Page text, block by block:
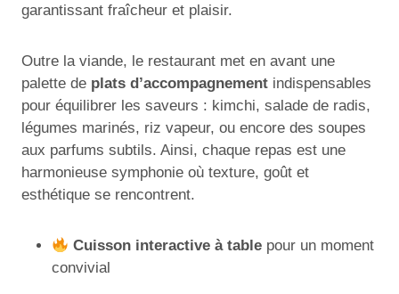
garantissant fraîcheur et plaisir.
Outre la viande, le restaurant met en avant une
palette de plats d’accompagnement indispensables
pour équilibrer les saveurs : kimchi, salade de radis,
légumes marinés, riz vapeur, ou encore des soupes
aux parfums subtils. Ainsi, chaque repas est une
harmonieuse symphonie où texture, goût et
esthétique se rencontrent.
Cuisson interactive à table pour un moment
convivial